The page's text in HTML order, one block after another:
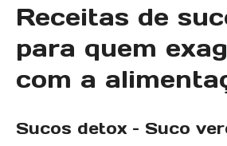
Receitas de
para quem
com a
Sucos detox – Suco